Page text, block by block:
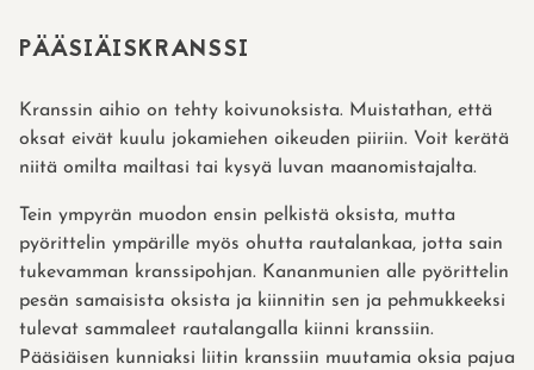
PÄÄSIÄISKRANSSI
Kranssin aihio on tehty koivunoksista. Muistathan, että
oksat eivät kuulu jokamiehen oikeuden piiriin. Voit kerätä
niitä omilta mailtasi tai kysyä luvan maanomistajalta.
Tein ympyrän muodon ensin pelkistä oksista, mutta
pyörittelin ympärille myös ohutta rautalankaa, jotta sain
tukevamman kranssipohjan. Kananmunien alle pyörittelin
pesän samaisista oksista ja kiinnitin sen ja pehmukkeeksi
tulevat sammaleet rautalangalla kiinni kranssiin.
Pääsiäisen kunniaksi liitin kranssiin muutamia oksia pajua